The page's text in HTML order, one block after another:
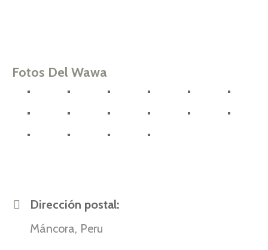
Fotos Del Wawa
Dirección postal:
Máncora, Peru